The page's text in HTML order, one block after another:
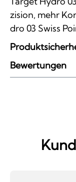
zision, mehr
dro 03 Swiss
Bewertungen